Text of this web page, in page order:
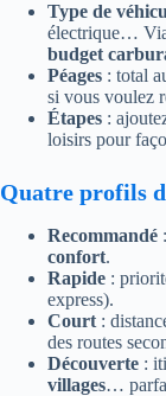
Type de
électrique…
budget
Péages : total
si vous voulez
Étapes :
loisirs pour
Quatre profils
Recommandé
confort.
Rapide :
express).
Court :
des routes
Découverte :
villages…